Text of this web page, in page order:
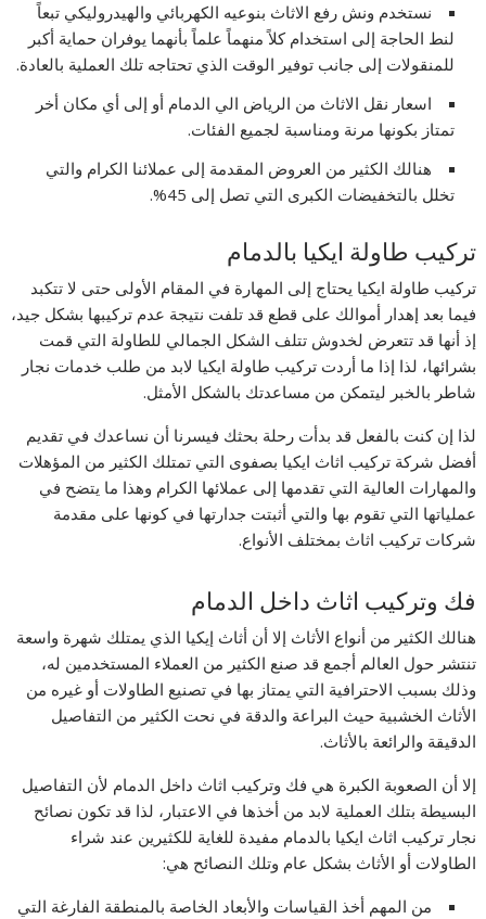
نستخدم ونش رفع الاثاث بنوعيه الكهربائي والهيدروليكي تبعاً
لنط الحاجة إلى استخدام كلاً منهماً علماً بأنهما يوفران حماية أكبر
للمنقولات إلى جانب توفير الوقت الذي تحتاجه تلك العملية بالعادة.
اسعار نقل الاثاث من الرياض الي الدمام أو إلى أي مكان أخر
تمتاز بكونها مرنة ومناسبة لجميع الفئات.
هنالك الكثير من العروض المقدمة إلى عملائنا الكرام والتي
تخلل بالتخفيضات الكبرى التي تصل إلى 45%.
تركيب طاولة ايكيا بالدمام
تركيب طاولة ايكيا يحتاج إلى المهارة في المقام الأولى حتى لا تتكبد
فيما بعد إهدار أموالك على قطع قد تلفت نتيجة عدم تركيبها بشكل جيد،
إذ أنها قد تتعرض لخدوش تتلف الشكل الجمالي للطاولة التي قمت
بشرائها، لذا إذا ما أردت تركيب طاولة ايكيا لابد من طلب خدمات نجار
شاطر بالخبر ليتمكن من مساعدتك بالشكل الأمثل.
لذا إن كنت بالفعل قد بدأت رحلة بحثك فيسرنا أن نساعدك في تقديم
أفضل شركة تركيب اثاث ايكيا بصفوى التي تمتلك الكثير من المؤهلات
والمهارات العالية التي تقدمها إلى عملائها الكرام وهذا ما يتضح في
عملياتها التي تقوم بها والتي أثبتت جدارتها في كونها على مقدمة
شركات تركيب اثاث بمختلف الأنواع.
فك وتركيب اثاث داخل الدمام
هنالك الكثير من أنواع الأثاث إلا أن أثاث إيكيا الذي يمتلك شهرة واسعة
تنتشر حول العالم أجمع قد صنع الكثير من العملاء المستخدمين له،
وذلك بسبب الاحترافية التي يمتاز بها في تصنيع الطاولات أو غيره من
الأثاث الخشبية حيث البراعة والدقة في نحت الكثير من التفاصيل
الدقيقة والرائعة بالأثاث.
إلا أن الصعوبة الكبرة هي فك وتركيب اثاث داخل الدمام لأن التفاصيل
البسيطة بتلك العملية لابد من أخذها في الاعتبار، لذا قد تكون نصائح
نجار تركيب اثاث ايكيا بالدمام مفيدة للغاية للكثيرين عند شراء
الطاولات أو الأثاث بشكل عام وتلك النصائح هي:
من المهم أخذ القياسات والأبعاد الخاصة بالمنطقة الفارغة التي